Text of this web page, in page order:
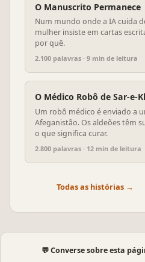
O Manuscrito Permanece
Num mundo onde a IA cuida
mulher insiste em cartas
por quê.
2.100 palavras · 9 min de leitura
O Médico Robô de Sar-e-
Um robô médico é enviado a
Afeganistão. Os aldeões têm
o que significa curar.
2.800 palavras · 12 min de leitura
Todas as histórias →
💬 Converse sobre esta